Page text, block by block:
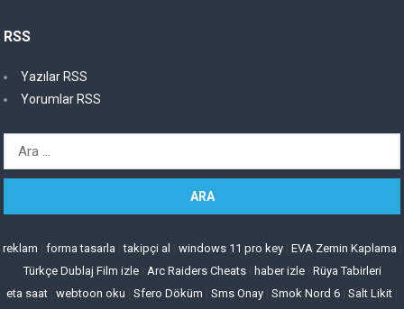
RSS
Yazılar RSS
Yorumlar RSS
Arama:
reklam forma tasarla |takipçi al windows 11 pro key| EVA Zemin Kaplama
Türkçe Dublaj Film izle| Arc Raiders Cheats| haber izle| Rüya Tabirleri
eta saat webtoon oku Sfero Döküm Sms Onay Smok Nord 6 Salt Likit